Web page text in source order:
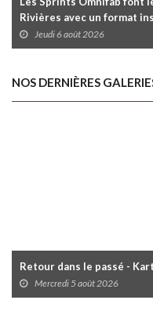
Rivières avec un format
Jeudi 6 août 2026
NOS DERNIÈRES
Retour dans le passé -
Mercredi 5 août 2026